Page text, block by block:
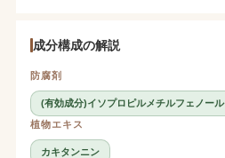
成分構成の解説
防腐剤
(有効成分)イソプロピルメチルフェノール
植物エキス
カキタンニン